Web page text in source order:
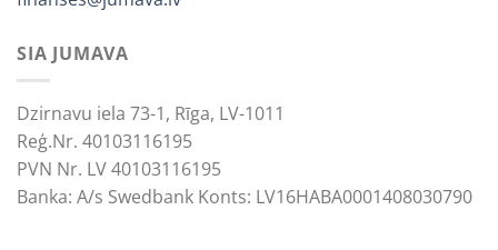
SIA JUMAVA
Dzirnavu iela 73-1, Rīga, LV-1011
Reģ.Nr. 40103116195
PVN Nr. LV 40103116195
Banka: A/s Swedbank Konts: LV16HABA0001408030790